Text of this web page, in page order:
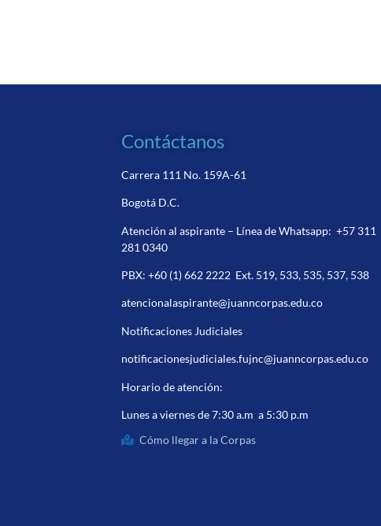
Contáctanos
Carrera 111 No. 159A-61
Bogotá D.C.
Atención al aspirante – Línea de Whatsapp:+57 311
281 0340
PBX:+60 (1) 662 2222 Ext. 519, 533, 535, 537, 538
atencionalaspirante@juanncorpas.edu.co
Notificaciones Judiciales
notificacionesjudiciales.fujnc@juanncorpas.edu.co
Horario de atención:
Lunes a viernes de 7:30 a.m a 5:30 p.m
Cómo llegar a la Corpas